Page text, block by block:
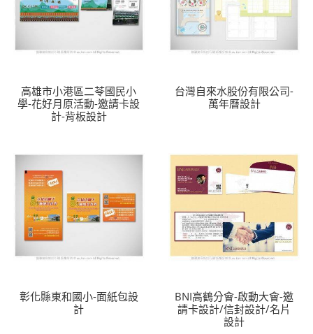
高雄市小港區二苓國民小
學-花好月原活動-邀請卡設
計-背板設計
台灣自來水股份有限公司-
萬年曆設計
彰化縣東和國小-面紙包設
計
BNI高鶴分會-啟動大會-邀
請卡設計/信封設計/名片
設計